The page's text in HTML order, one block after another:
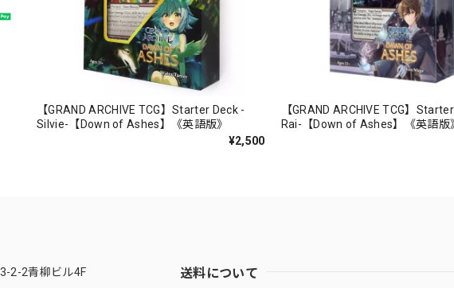
【GRAND ARCHIVE TCG】Starter Deck -
Silvie-【Down of Ashes】《英語版》
¥2,500
【GRAND ARCHIVE TCG】
Rai-【Down of Ashes】《英語版
2-2青柳ビル4F
送料について